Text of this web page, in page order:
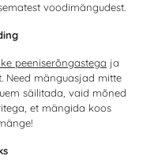
voodimängudest.
peeniserõngastega ja
Need mänguasjad mitte
säilitada, vaid mõned
et mängida koos